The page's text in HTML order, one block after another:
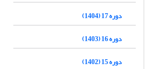
دوره 17 (1404)
دوره 16 (1403)
دوره 15 (1402)